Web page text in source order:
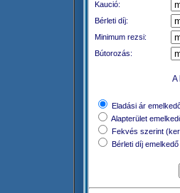
Kaució:
Bérleti díj:
Minimum rezsi:
Bútorozás:
A
Eladási ár
Alapterület
Fekvés szerint
Bérleti díj emelkedő